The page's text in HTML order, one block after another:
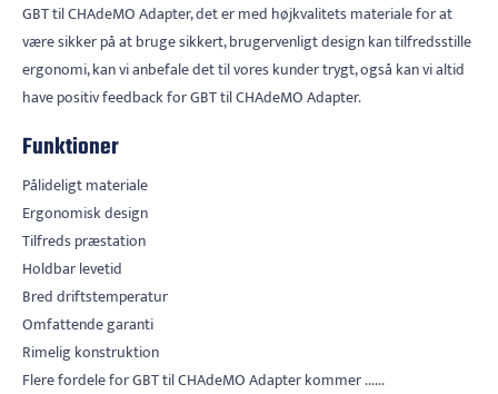
GBT til CHAdeMO Adapter, det er med højkvalitets materiale for at
være sikker på at bruge sikkert, brugervenligt design kan tilfredsstille
ergonomi, kan vi anbefale det til vores kunder trygt, også kan vi altid
have positiv feedback for GBT til CHAdeMO Adapter.
Funktioner
Pålideligt materiale
Ergonomisk design
Tilfreds præstation
Holdbar levetid
Bred driftstemperatur
Omfattende garanti
Rimelig konstruktion
Flere fordele for GBT til CHAdeMO Adapter kommer ......